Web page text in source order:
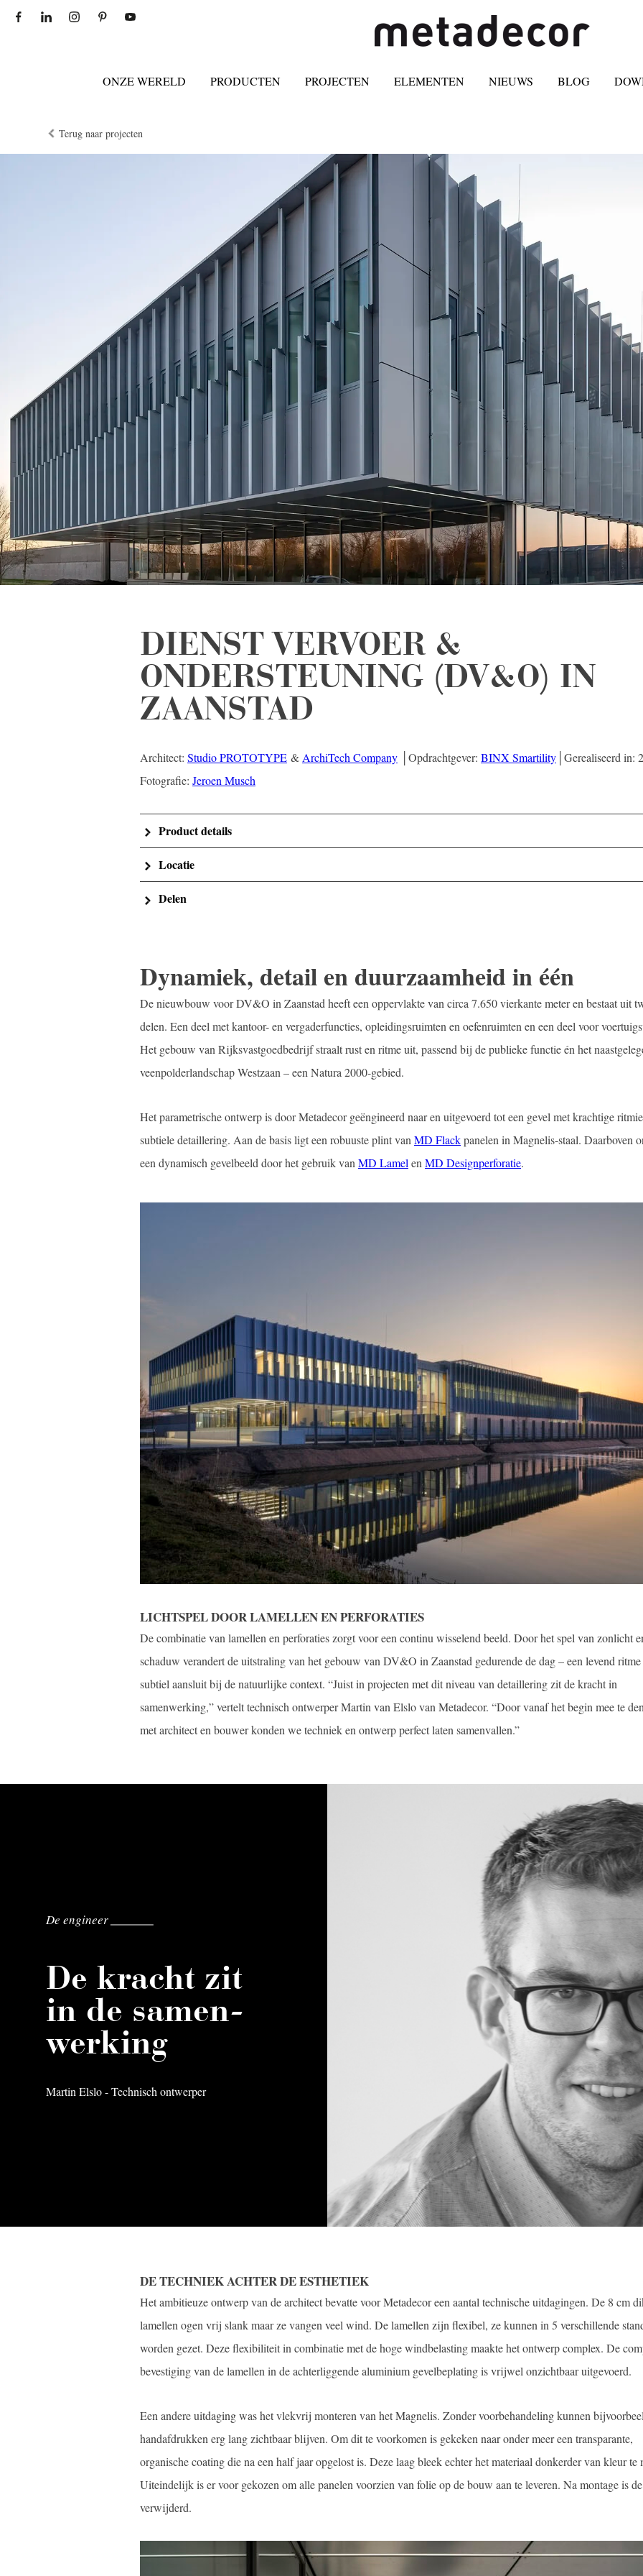
ONZE WERELD PRODUCTEN PROJECTEN ELEMENTEN NIEUWS BLOG
Terug naar projecten
DIENST VERVOER &
ONDERSTEUNING (DV&O) IN
ZAANSTAD
Architect: Studio PROTOTYPE & ArchiTech Company │Opdrachtgever: BINX Smartility │Gerealiseerd in:
Fotografie: Jeroen Musch
Product details
Locatie
Delen
Dynamiek, detail en duurzaamheid in één
De nieuwbouw voor DV&O in Zaanstad heeft een oppervlakte van circa 7.650 vierkante meter en bestaat uit
delen. Een deel met kantoor- en vergaderfuncties, opleidingsruimten en oefenruimten en een deel voor
Het gebouw van Rijksvastgoedbedrijf straalt rust en ritme uit, passend bij de publieke functie én het
veenpolderlandschap Westzaan – een Natura 2000-gebied.
Het parametrische ontwerp is door Metadecor geëngineerd naar en uitgevoerd tot een gevel met krachtige
subtiele detaillering. Aan de basis ligt een robuuste plint vanMD Flackpanelen in Magnelis-staal. Daarboven
een dynamisch gevelbeeld door het gebruik vanMD LamelenMD Designperforatie.
LICHTSPEL DOOR LAMELLEN EN PERFORATIES
De combinatie van lamellen en perforaties zorgt voor een continu wisselend beeld. Door het spel van zonlicht
schaduw verandert de uitstraling van het gebouw van DV&O in Zaanstad gedurende de dag – een levend
subtiel aansluit bij de natuurlijke context. “Juist in projecten met dit niveau van detaillering zit de kracht in
samenwerking,” vertelt technisch ontwerper Martin van Elslo van Metadecor. “Door vanaf het begin mee te
met architect en bouwer konden we techniek en ontwerp perfect laten samenvallen.”
De engineer
De kracht zit
in de samen-
werking
Martin Elslo - Technisch ontwerper
DE TECHNIEK ACHTER DE ESTHETIEK
Het ambitieuze ontwerp van de architect bevatte voor Metadecor een aantal technische uitdagingen. De 8 cm
lamellen ogen vrij slank maar ze vangen veel wind. De lamellen zijn flexibel, ze kunnen in 5 verschillende
worden gezet. Deze flexibiliteit in combinatie met de hoge windbelasting maakte het ontwerp complex. De
bevestiging van de lamellen in de achterliggende aluminium gevelbeplating is vrijwel onzichtbaar uitgevoerd.
Een andere uitdaging was het vlekvrij monteren van het Magnelis. Zonder voorbehandeling kunnen
handafdrukken erg lang zichtbaar blijven. Om dit te voorkomen is gekeken naar onder meer een transparante,
organische coating die na een half jaar opgelost is. Deze laag bleek echter het materiaal donkerder van kleur te
Uiteindelijk is er voor gekozen om alle panelen voorzien van folie op de bouw aan te leveren. Na montage is
verwijderd.